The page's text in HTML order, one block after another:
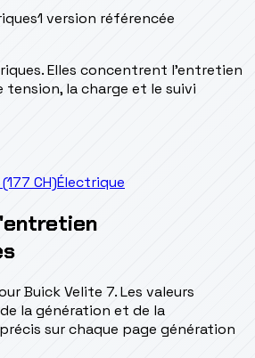
1 version référencée
Elles concentrent l’entretien
tension, la charge et le suivi
CH)Électrique
Buick Velite 7. Les valeurs
la génération et de la
sur chaque page génération